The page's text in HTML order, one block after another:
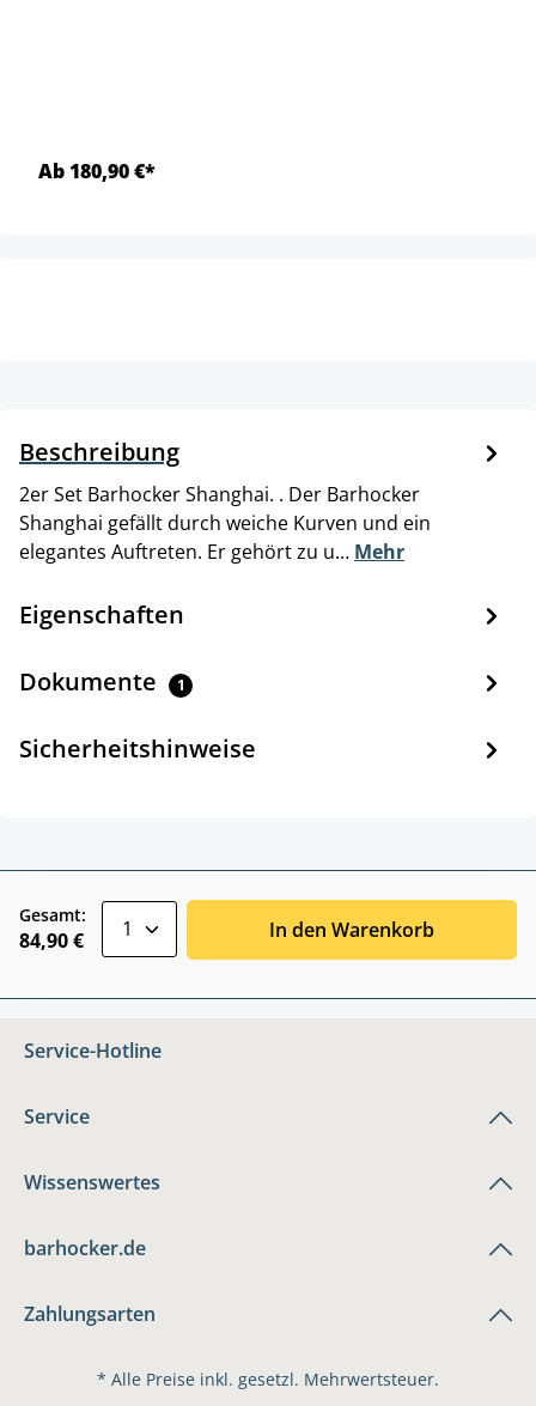
Ab 180,90 €*
Beschreibung
2er Set Barhocker Shanghai. . Der Barhocker
Shanghai gefällt durch weiche Kurven und ein
elegantes Auftreten. Er gehört zu u… Mehr
Eigenschaften
Dokumente 1
Sicherheitshinweise
Gesamt:
84,90 € In den Warenkorb
Service-Hotline
Service
Wissenswertes
barhocker.de
Zahlungsarten
* Alle Preise inkl. gesetzl. Mehrwertsteuer.